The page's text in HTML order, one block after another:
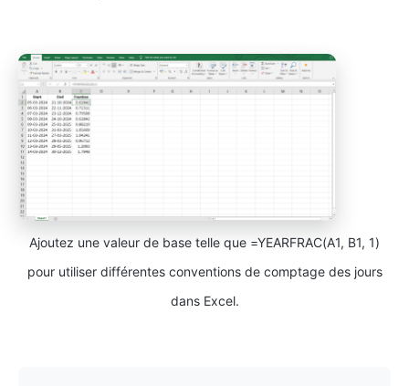
Ajoutez une valeur de base telle que =YEARFRAC(A1, B1, 1)
pour utiliser différentes conventions de comptage des jours
dans Excel.